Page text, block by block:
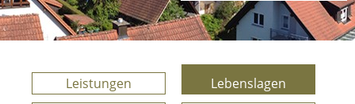
Leistungen
Lebenslagen